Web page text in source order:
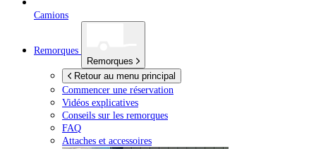
Camions
Remorques
Remorques
Retour au menu principal
Commencer une réservation
Vidéos explicatives
Conseils sur les remorques
FAQ
Attaches et accessoires